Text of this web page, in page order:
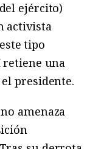
ejército)
activista
tipo
retiene una
presidente.
amenaza